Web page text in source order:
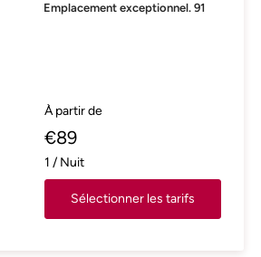
Emplacement exceptionnel. 91
À partir de
€89
1 / Nuit
Sélectionner les tarifs